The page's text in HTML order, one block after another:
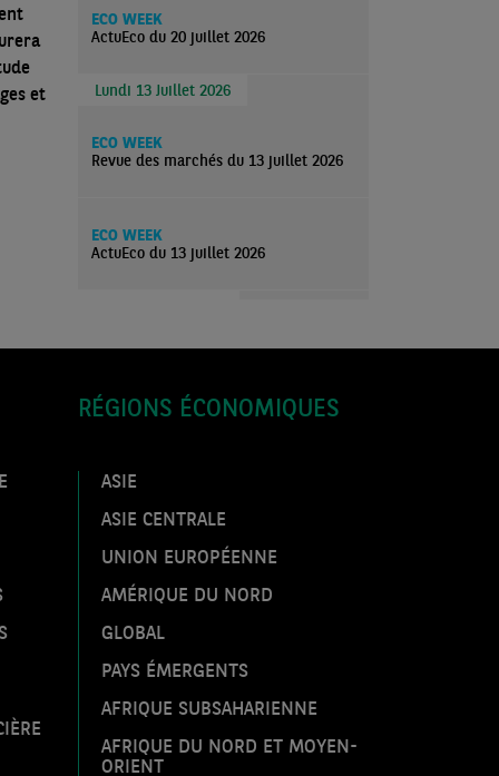
et
ECO WEEK
ActuEco du 20 juillet 2026
Lundi 13 Juillet 2026
ECO WEEK
Revue des marchés du 13 juillet 2026
ECO WEEK
ActuEco du 13 juillet 2026
Et si la BCE n'allait pas plus loin dans
le relèvement de ses taux ?
Lundi 29 Juin 2026
Revue des marchés du 29 juin 2026
RÉGIONS ÉCONOMIQUES
ASIE
ASIE CENTRALE
UNION EUROPÉENNE
AMÉRIQUE DU NORD
GLOBAL
PAYS ÉMERGENTS
AFRIQUE SUBSAHARIENNE
AFRIQUE DU NORD ET MOYEN-
ORIENT